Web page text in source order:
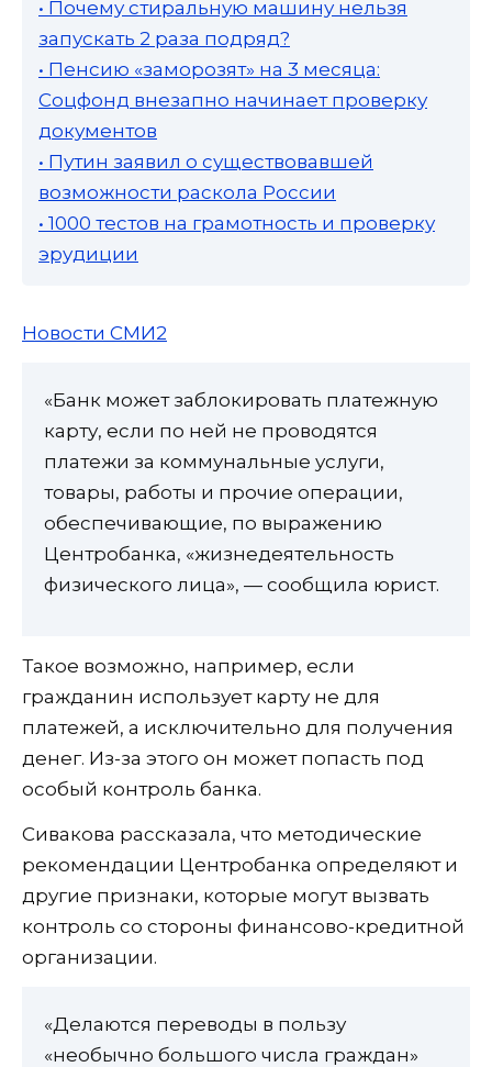
• Почему стиральную машину нельзя
запускать 2 раза подряд?
• Пенсию «заморозят» на 3 месяца:
Соцфонд внезапно начинает проверку
документов
• Путин заявил о существовавшей
возможности раскола России
• 1000 тестов на грамотность и проверку
эрудиции
Новости СМИ2
«Банк может заблокировать платежную
карту, если по ней не проводятся
платежи за коммунальные услуги,
товары, работы и прочие операции,
обеспечивающие, по выражению
Центробанка, «жизнедеятельность
физического лица», — сообщила юрист.
Такое возможно, например, если
гражданин использует карту не для
платежей, а исключительно для получения
денег. Из-за этого он может попасть под
особый контроль банка.
Сивакова рассказала, что методические
рекомендации Центробанка определяют и
другие признаки, которые могут вызвать
контроль со стороны финансово-кредитной
организации.
«Делаются переводы в пользу
«необычно большого числа граждан»